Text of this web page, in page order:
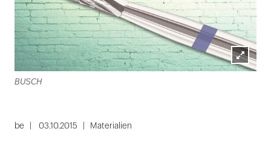
Lightbox
BUSCH
be 03.10.2015 Materialien